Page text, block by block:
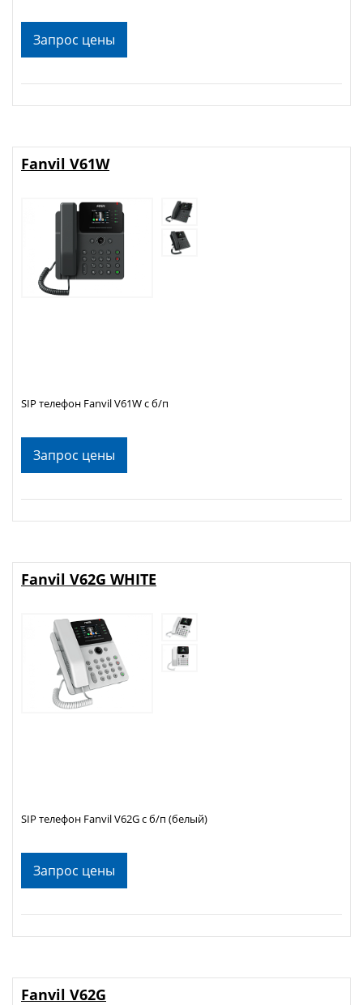
Запрос цены
Запрос цены
Fanvil V61W
SIP телефон Fanvil V61W c б/п
Запрос цены
Fanvil V62G WHITE
SIP телефон Fanvil V62G с б/п (белый)
Fanvil V62G